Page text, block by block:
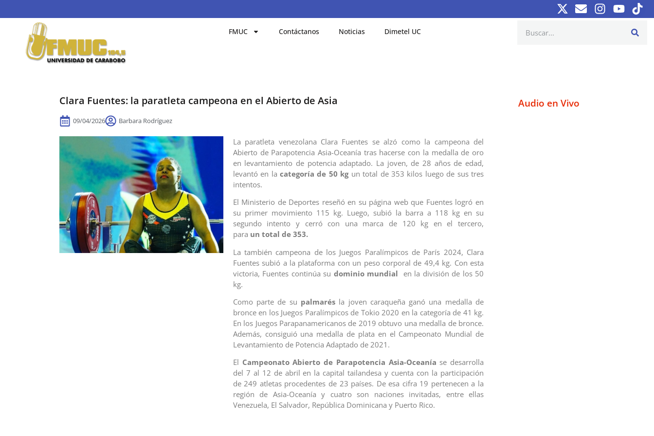
FMUC Contáctanos Noticias Dimetel UC
Clara Fuentes: la paratleta campeona en el Abierto de Asia
09/04/2026 Barbara Rodríguez
La paratleta venezolana Clara Fuentes se alzó como la campeona del
Abierto de Parapotencia Asia-Oceanía tras hacerse con la medalla de oro
en levantamiento de potencia adaptado. La joven, de 28 años de edad,
levantó en lacategoría de 50 kgun total de 353 kilos luego de sus tres
intentos.
El Ministerio de Deportes reseñó en su página web que Fuentes logró en
su primer movimiento 115 kg. Luego, subió la barra a 118 kg en su
segundo intento y cerró con una marca de 120 kg en el tercero,
para un total de 353.
La también campeona de los Juegos Paralímpicos de París 2024, Clara
Fuentes subió a la plataforma con un peso corporal de 49,4 kg. Con esta
victoria, Fuentes continúa su dominio mundial en la división de los 50
kg.
Como parte de su palmarésla joven caraqueña ganó una medalla de
bronce en los Juegos Paralímpicos de Tokio 2020 en la categoría de 41 kg.
En los Juegos Parapanamericanos de 2019 obtuvo una medalla de bronce.
Además, consiguió una medalla de plata en el Campeonato Mundial de
Levantamiento de Potencia Adaptado de 2021.
El Campeonato Abierto de Parapotencia Asia-Oceanía se desarrolla
del 7 al 12 de abril en la capital tailandesa y cuenta con la participación
de 249 atletas procedentes de 23 países. De esa cifra 19 pertenecen a la
región de Asia-Oceanía y cuatro son naciones invitadas, entre ellas
Venezuela, El Salvador, República Dominicana y Puerto Rico.
Audio en Vivo